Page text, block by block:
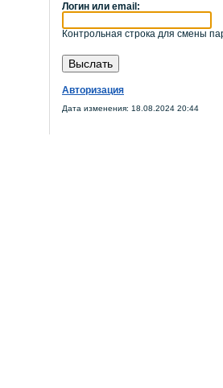
Логин или email:
Контрольная строка для смены
Авторизация
Дата изменения: 18.08.2024 20:44